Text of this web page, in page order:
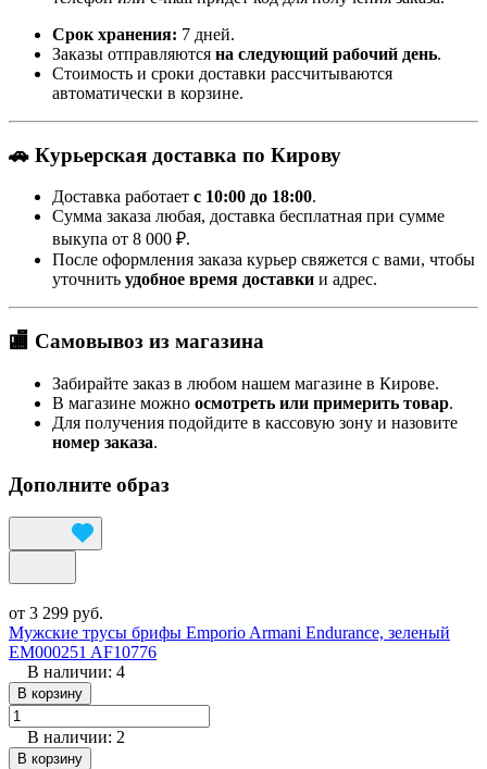
Срок хранения: 7 дней.
Заказы отправляются на следующий рабочий день.
Стоимость и сроки доставки рассчитываются
автоматически в корзине.
🚗 Курьерская доставка по Кирову
Доставка работает с 10:00 до 18:00.
Сумма заказа любая, доставка бесплатная при сумме
выкупа от 8 000 ₽.
После оформления заказа курьер свяжется с вами, чтобы
уточнить удобное время доставки и адрес.
🏬 Самовывоз из магазина
Забирайте заказ в любом нашем магазине в Кирове.
В магазине можно осмотреть или примерить товар.
Для получения подойдите в кассовую зону и назовите
номер заказа.
Дополните образ
от 3 299 руб.
Мужские трусы брифы Emporio Armani Endurance, зеленый
EM000251 AF10776
В наличии: 4
В корзину
В наличии: 2
В корзину